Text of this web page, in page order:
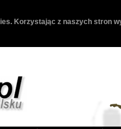
Korzystając z naszych stron